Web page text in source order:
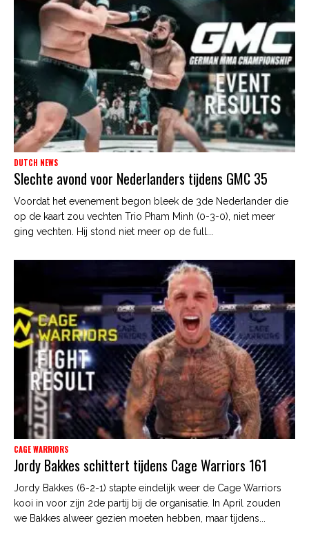
DUTCH NEWS
Slechte avond voor Nederlanders tijdens GMC 35
Voordat het evenement begon bleek de 3de Nederlander die
op de kaart zou vechten Trio Pham Minh (0-3-0), niet meer
ging vechten. Hij stond niet meer op de full...
CAGE WARRIORS
Jordy Bakkes schittert tijdens Cage Warriors 161
Jordy Bakkes (6-2-1) stapte eindelijk weer de Cage Warriors
kooi in voor zijn 2de partij bij de organisatie. In April zouden
we Bakkes alweer gezien moeten hebben, maar tijdens...